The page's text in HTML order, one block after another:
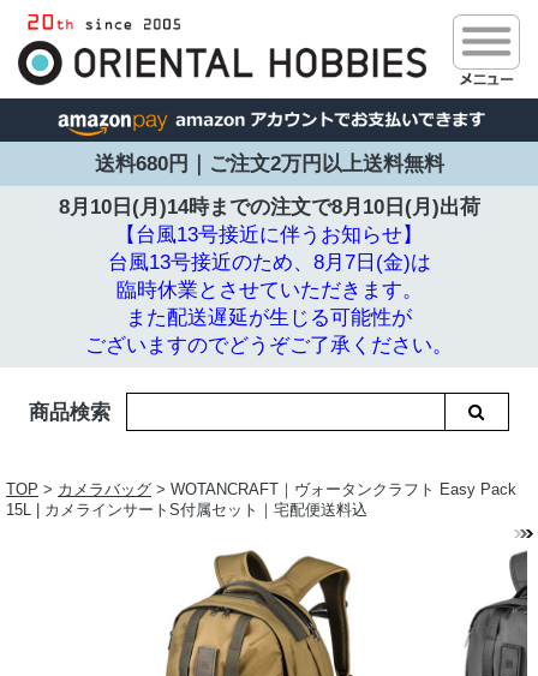
送料680円｜ご注文2万円以上送料無料
8月10日(月)14時までの注文で8月10日(月)出荷
【台風13号接近に伴うお知らせ】
台風13号接近のため、8月7日(金)は
臨時休業とさせていただきます。
また配送遅延が生じる可能性が
ございますのでどうぞご了承ください。
商品検索
TOP > カメラバッグ > WOTANCRAFT｜ヴォータンクラフト Easy Pack
15L | カメラインサートS付属セット｜宅配便送料込